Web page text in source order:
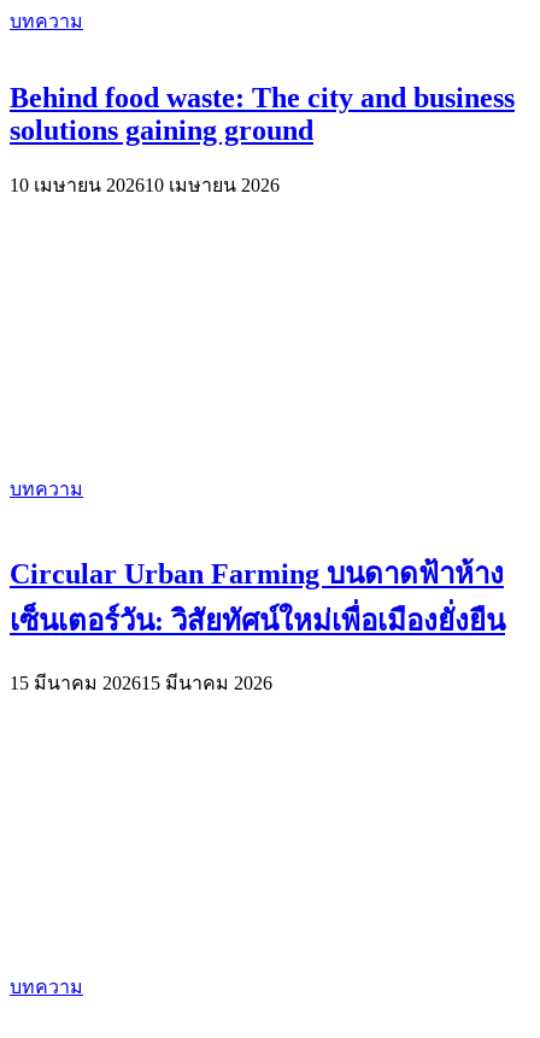
บทความ
Behind food waste: The city and business
solutions gaining ground
10 เมษายน 202610 เมษายน 2026
บทความ
Circular Urban Farming บนดาดฟ้าห้าง
เซ็นเตอร์วัน: วิสัยทัศน์ใหม่เพื่อเมืองยั่งยืน
15 มีนาคม 202615 มีนาคม 2026
บทความ